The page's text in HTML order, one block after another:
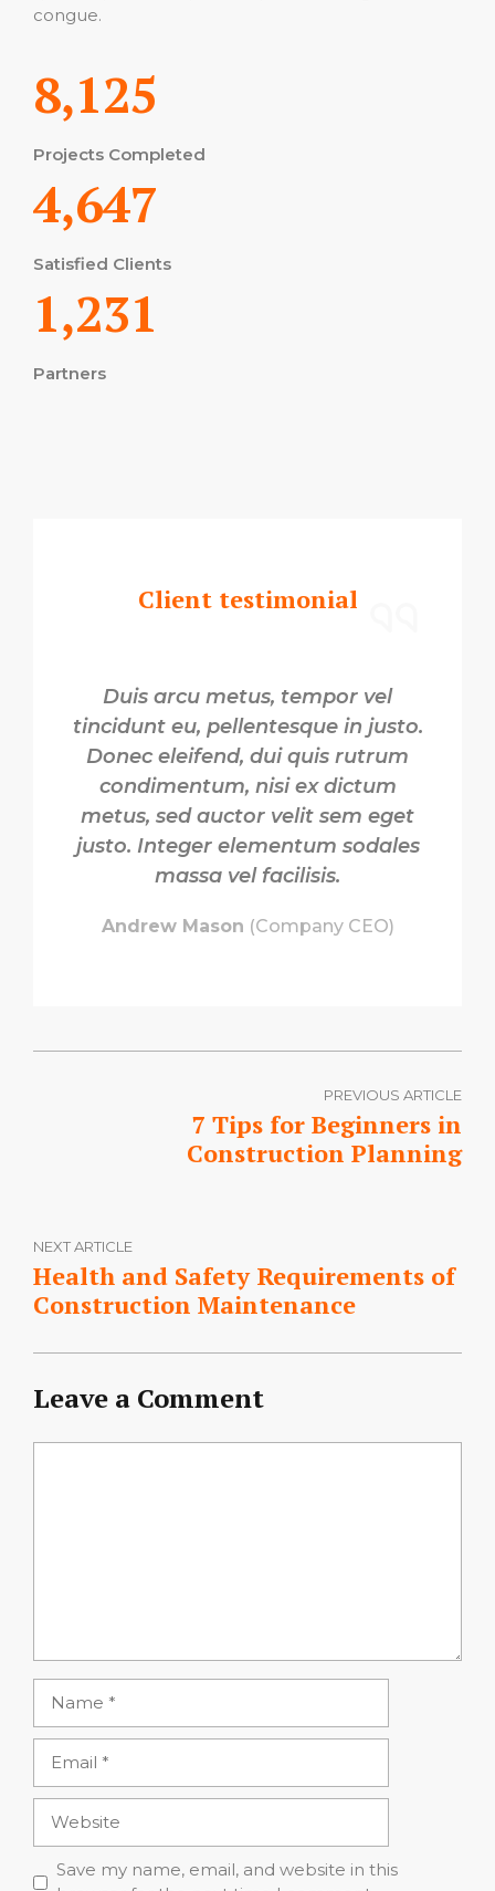
congue.
8,125
Projects Completed
4,647
Satisfied Clients
1,231
Partners
Client testimonial
Duis arcu metus, tempor vel
tincidunt eu, pellentesque in justo.
Donec eleifend, dui quis rutrum
condimentum, nisi ex dictum
metus, sed auctor velit sem eget
justo. Integer elementum sodales
massa vel facilisis.
Andrew Mason (Company CEO)
PREVIOUS ARTICLE
7 Tips for Beginners in
Construction Planning
NEXT ARTICLE
Health and Safety Requirements of
Construction Maintenance
Leave a Comment
Save my name, email, and website in this